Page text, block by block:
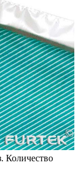
Количество